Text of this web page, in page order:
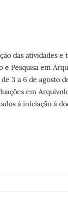
das atividades
e Pesquisa em
3 a 6 de agosto
em
à iniciação à